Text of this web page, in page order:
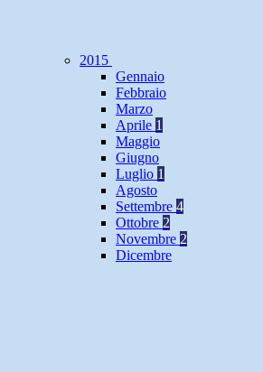
2015
Gennaio
Febbraio
Marzo
Aprile 1
Maggio
Giugno
Luglio 1
Agosto
Settembre 4
Ottobre 2
Novembre 2
Dicembre